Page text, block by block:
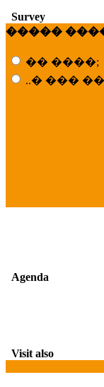
Survey
�����
�� ����;
..� ���
Agenda
Visit also